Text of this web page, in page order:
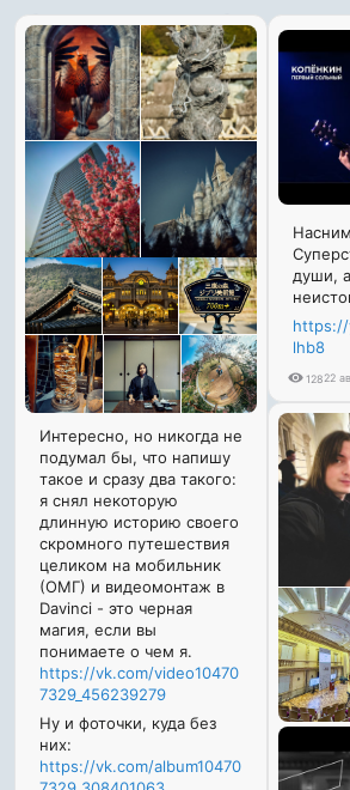
Интересно, но никогда не
подумал бы, что напишу
такое и сразу два такого:
я снял некоторую
длинную историю своего
скромного путешествия
целиком на мобильник
(ОМГ) и видеомонтаж в
Davinci - это черная
магия, если вы
понимаете о чем я.
https://vk.com/video10470
7329_456239279
Ну и фоточки, куда без
них:
https://vk.com/album10470
души,
https://
lhb8
12822